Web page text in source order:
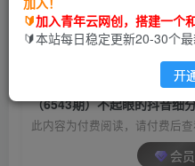
青年云网创
2年前发布
此内容为付费阅读，请付费后
会
🔰加入青年云网创，搭建一个
🔰本站每日稳定更新20-30个
开